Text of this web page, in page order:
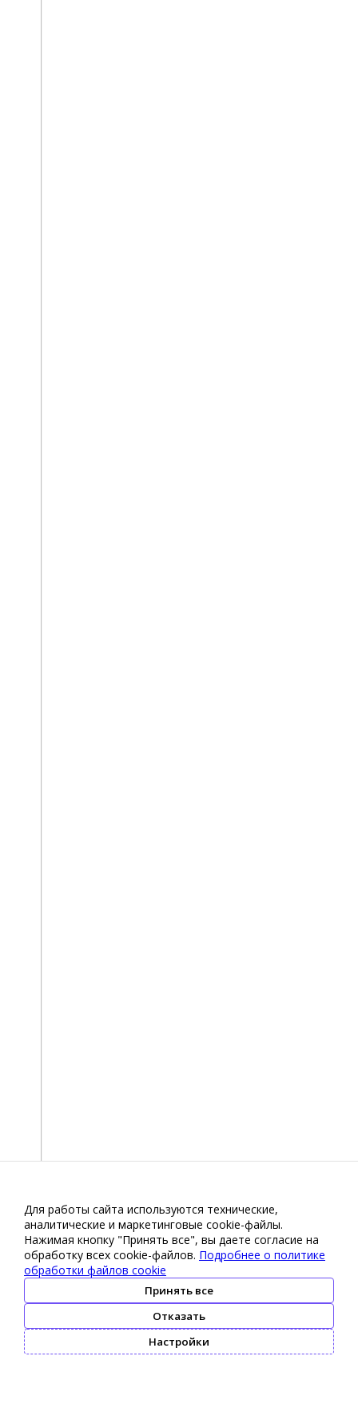
Для работы сайта используются технические,
аналитические и маркетинговые сооkіе-файлы.
Нажимая кнопку "Принять все", вы даете согласие на
обработку всех cookie-файлов. Подробнее о политике
обработки файлов cookie
Принять все
Отказать
Настройки